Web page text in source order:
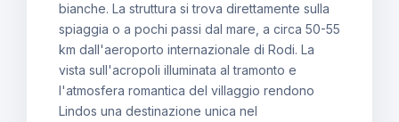
bianche. La struttura si trova direttamente sulla
spiaggia o a pochi passi dal mare, a circa 50-55
km dall'aeroporto internazionale di Rodi. La
vista sull'acropoli illuminata al tramonto e
l'atmosfera romantica del villaggio rendono
Lindos una destinazione unica nel